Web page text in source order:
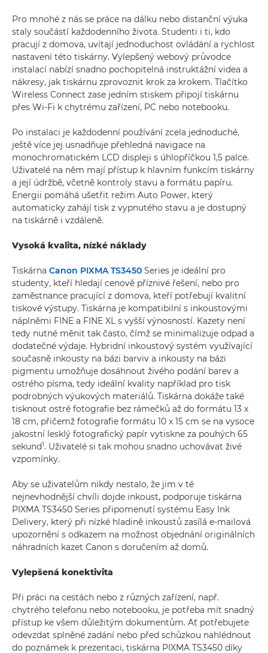
Pro mnohé z nás se práce na dálku nebo distanční výuka
staly součástí každodenního života. Studenti i ti, kdo
pracují z domova, uvítají jednoduchost ovládání a rychlost
nastavení této tiskárny. Vylepšený webový průvodce
instalací nabízí snadno pochopitelná instruktážní videa a
nákresy, jak tiskárnu zprovoznit krok za krokem. Tlačítko
Wireless Connect zase jedním stiskem připojí tiskárnu
přes Wi-Fi k chytrému zařízení, PC nebo notebooku.
Po instalaci je každodenní používání zcela jednoduché,
ještě více jej usnadňuje přehledná navigace na
monochromatickém LCD displeji s úhlopříčkou 1,5 palce.
Uživatelé na něm mají přístup k hlavním funkcím tiskárny
a její údržbě, včetně kontroly stavu a formátu papíru.
Energii pomáhá ušetřit režim Auto Power, který
automaticky zahájí tisk z vypnutého stavu a je dostupný
na tiskárně i vzdáleně.
Vysoká kvalita, nízké náklady
Tiskárna Canon PIXMA TS3450 Series je ideální pro
studenty, kteří hledají cenově příznivé řešení, nebo pro
zaměstnance pracující z domova, kteří potřebují kvalitní
tiskové výstupy. Tiskárna je kompatibilní s inkoustovými
náplněmi FINE a FINE XL s vyšší výnosností. Kazety není
tedy nutné měnit tak často, čímž se minimalizuje odpad a
dodatečné výdaje. Hybridní inkoustový systém využívající
současně inkousty na bázi barviv a inkousty na bázi
pigmentu umožňuje dosáhnout živého podání barev a
ostrého písma, tedy ideální kvality například pro tisk
podrobných výukových materiálů. Tiskárna dokáže také
tisknout ostré fotografie bez rámečků až do formátu 13 x
18 cm, přičemž fotografie formátu 10 x 15 cm se na vysoce
jakostní lesklý fotografický papír vytiskne za pouhých 65
sekund1. Uživatelé si tak mohou snadno uchovávat živé
vzpomínky.
Aby se uživatelům nikdy nestalo, že jim v té
nejnevhodnější chvíli dojde inkoust, podporuje tiskárna
PIXMA TS3450 Series připomenutí systému Easy Ink
Delivery, který při nízké hladině inkoustů zasílá e-mailová
upozornění s odkazem na možnost objednání originálních
náhradních kazet Canon s doručením až domů.
Vylepšená konektivita
Při práci na cestách nebo z různých zařízení, např.
chytrého telefonu nebo notebooku, je potřeba mít snadný
přístup ke všem důležitým dokumentům. Ať potřebujete
odevzdat splněné zadání nebo před schůzkou nahlédnout
do poznámek k prezentaci, tiskárna PIXMA TS3450 díky